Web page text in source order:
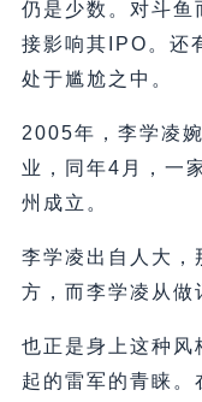
仍是少数。对斗鱼
接影响其IPO。还
处于尴尬之中。
2005年，李学凌
业，同年4月，一
州成立。
李学凌出自人大，
方，而李学凌从做
也正是身上这种风
起的雷军的青睐。